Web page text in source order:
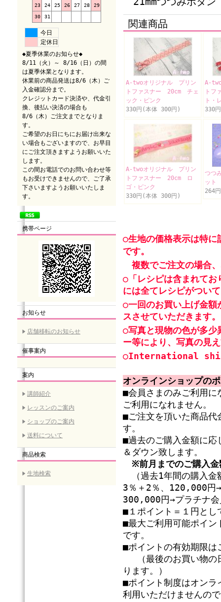
23 24 25 26 27 28 29
30 31
今日
定休日
◆夏季休業のお知らせ◆
8/11（火）～ 8/16（日）の間
は夏季休業となります。
休業前の商品発送は8/6（木）ご
入金確認分まで。
クレジットカード決済や、代金引
換、後払い決済の場合も
8/6（木）ご注文までとなりま
す。
ご希望のお日にちにお届け出来な
い場合もございますので、お早目
にご注文頂きますようお願いいた
します。
この間お電話でのお問い合わせ等
もお受けできませんので、ご了承
下さいますようお願いいたしま
す。
携帯ページ
お知らせ
店舗移転のお知らせ
催事案内
案内
講師紹介
レッスンのご案内
ショップのご案内
送料について
商品検索
生地検索
関連商品
A-twoオリジナル プリン
トファスナー 20cm チェ
ック・ピンク
330円(本体 300円)
A-
トフ
ト・
330
A-twoオリジナル プリン
トファスナー 20cm ロ
ゴ・ピンク
330円(本体 300円)
つつ
ット
264
○生地の価格表示は特に
です。
複数でご注文の場合
○「レシピは含まれてお
には全てレシピがつい
○一回のお買い上げ金
スさせていただきます。
○写真と現物の色が多少
ー等により、写真の見
○International
オンラインショップの
■会員さまのみご利用に
ご利用になれません。
■ご注文を頂いた商品代
す。
■過去のご購入金額に応
＆ダウン致します。
※前月までのご購入
（過去1年間の購入
3％＋2％、120,000円
300,000円→プラチナ会
■１ポイント＝１円とし
■最大ご利用可能ポイン
です。
■ポイントの有効期限は
（最後のお買い物の
ります。）
■ポイント制度はオン
利用いただけませんの